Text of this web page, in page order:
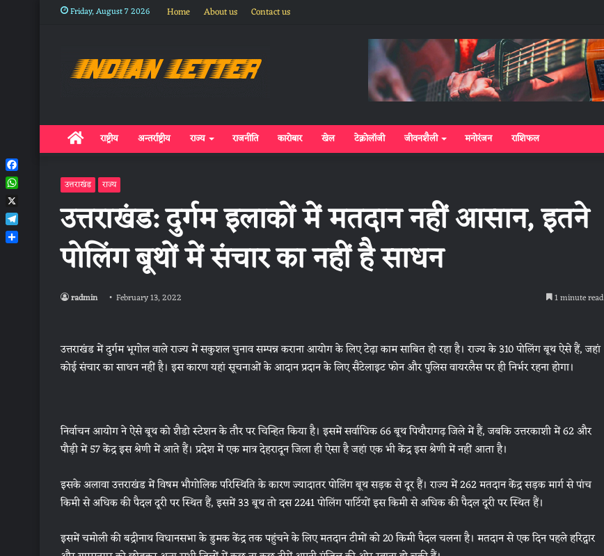
Friday, August 7 2026 Home About us Contact us
Homeराष्ट्रीय अन्तर्राष्ट्रीय राज्य राजनीति कारोबार खेल टेक्नोलॉजी जीवनशैली मनोरंजन राशिफल
उत्तराखंड राज्य
उत्तराखंड: दुर्गम इलाकों में मतदान नहीं आसान, इतने
पोलिंग बूथों में संचार का नहीं है साधन
radmin February 13, 2022 1 minute read
उत्तराखंड में दुर्गम भूगोल वाले राज्य में सकुशल चुनाव सम्पन्न कराना आयोग के लिए टेढ़ा काम साबित हो रहा है। राज्य के 310 पोलिंग बूथ ऐसे हैं, जहां
कोई संचार का साधन नहीं है। इस कारण यहां सूचनाओं के आदान प्रदान के लिए सैटेलाइट फोन और पुलिस वायरलैस पर ही निर्भर रहना होगा।
निर्वाचन आयोग ने ऐसे बूथ को शैडो स्टेशन के तौर पर चिन्हित किया है। इसमें सर्वाधिक 66 बूथ पिथौरागढ़ जिले में हैं, जबकि उत्तरकाशी में 62 और
पौड़ी में 57 केंद्र इस श्रेणी में आते हैं। प्रदेश में एक मात्र देहरादून जिला ही ऐसा है जहां एक भी केंद्र इस श्रेणी में नहीं आता है।
इसके अलावा उत्तराखंड में विषम भौगोलिक परिस्थिति के कारण ज्यादातर पोलिंग बूथ सड़क से दूर हैं। राज्य में 262 मतदान केंद्र सड़क मार्ग से पांच
किमी से अधिक की पैदल दूरी पर स्थित हैं, इसमें 33 बूथ तो दस 2241 पोलिंग पार्टियों इस किमी से अधिक की पैदल दूरी पर स्थित हैं।
इसमें चमोली की बद्रीनाथ विधानसभा के डुमक केंद्र तक पहुंचने के लिए मतदान टीमों को 20 किमी पैदल चलना है। मतदान से एक दिन पहले हरिद्वार
Facebook
WhatsApp
X
Telegram